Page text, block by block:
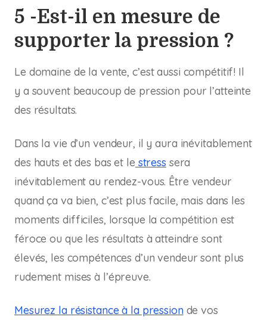
5 -Est-il en mesure de
supporter la pression ?
Le domaine de la vente, c’est aussi compétitif! Il
y a souvent beaucoup de pression pour l’atteinte
des résultats.
Dans la vie d’un vendeur, il y aura inévitablement
des hauts et des bas et le stress sera
inévitablement au rendez-vous. Être vendeur
quand ça va bien, c’est plus facile, mais dans les
moments difficiles, lorsque la compétition est
féroce ou que les résultats à atteindre sont
élevés, les compétences d’un vendeur sont plus
rudement mises à l’épreuve.
Mesurez la résistance à la pressionde vos